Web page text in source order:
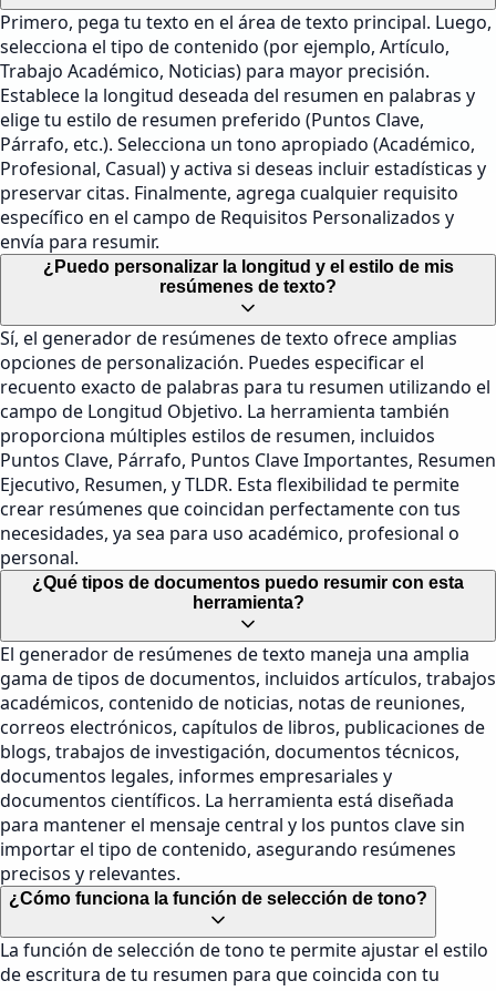
Primero, pega tu texto en el área de texto principal. Luego,
selecciona el tipo de contenido (por ejemplo, Artículo,
Trabajo Académico, Noticias) para mayor precisión.
Establece la longitud deseada del resumen en palabras y
elige tu estilo de resumen preferido (Puntos Clave,
Párrafo, etc.). Selecciona un tono apropiado (Académico,
Profesional, Casual) y activa si deseas incluir estadísticas y
preservar citas. Finalmente, agrega cualquier requisito
específico en el campo de Requisitos Personalizados y
envía para resumir.
¿Puedo personalizar la longitud y el estilo de mis
resúmenes de texto?
Sí, el generador de resúmenes de texto ofrece amplias
opciones de personalización. Puedes especificar el
recuento exacto de palabras para tu resumen utilizando el
campo de Longitud Objetivo. La herramienta también
proporciona múltiples estilos de resumen, incluidos
Puntos Clave, Párrafo, Puntos Clave Importantes, Resumen
Ejecutivo, Resumen, y TLDR. Esta flexibilidad te permite
crear resúmenes que coincidan perfectamente con tus
necesidades, ya sea para uso académico, profesional o
personal.
¿Qué tipos de documentos puedo resumir con esta
herramienta?
El generador de resúmenes de texto maneja una amplia
gama de tipos de documentos, incluidos artículos, trabajos
académicos, contenido de noticias, notas de reuniones,
correos electrónicos, capítulos de libros, publicaciones de
blogs, trabajos de investigación, documentos técnicos,
documentos legales, informes empresariales y
documentos científicos. La herramienta está diseñada
para mantener el mensaje central y los puntos clave sin
importar el tipo de contenido, asegurando resúmenes
precisos y relevantes.
¿Cómo funciona la función de selección de tono?
La función de selección de tono te permite ajustar el estilo
de escritura de tu resumen para que coincida con tu